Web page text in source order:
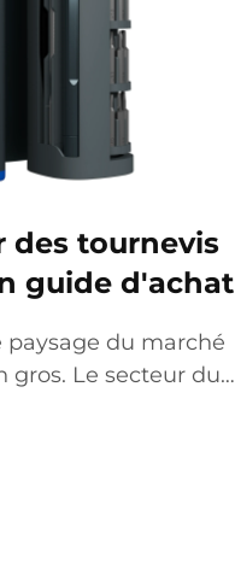
des tournevis
guide d'achat
paysage du marché
gros. Le secteur du
du marché des